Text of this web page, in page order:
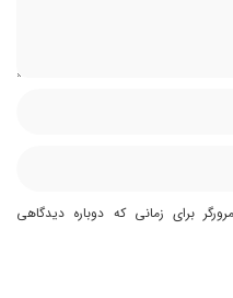
برای زمانی که دوباره دیدگاهی